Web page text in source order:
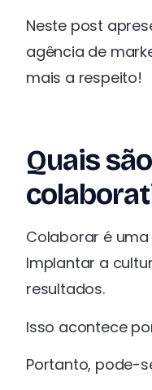
Neste post
agência de
mais a respeito!
Quais
Colaborar é
Implantar a
resultados.
Isso acontece
Portanto, pode-